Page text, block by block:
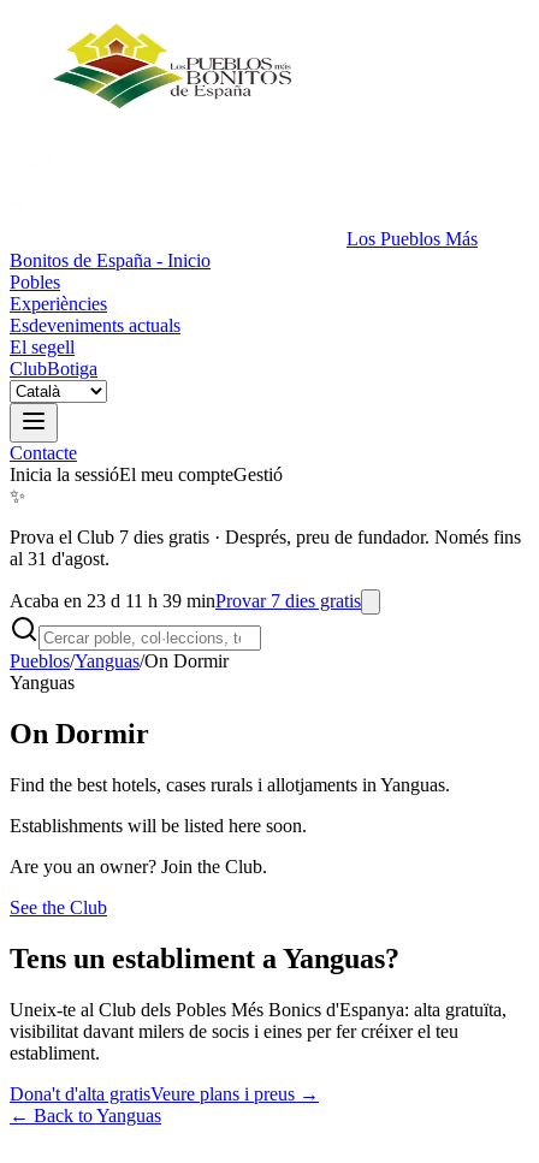
Los Pueblos Más
Bonitos de España - Inicio
Pobles
Experiències
Esdeveniments actuals
El segell
ClubBotiga
Contacte
Inicia la sessióEl meu compteGestió
✨
Prova el Club 7 dies gratis · Després, preu de fundador. Només fins
al 31 d'agost.
Acaba en 23 d 11 h 39 minProvar 7 dies gratis
Pueblos/Yanguas/On Dormir
Yanguas
On Dormir
Find the best hotels, cases rurals i allotjaments in Yanguas.
Establishments will be listed here soon.
Are you an owner? Join the Club.
See the Club
Tens un establiment a Yanguas?
Uneix-te al Club dels Pobles Més Bonics d'Espanya: alta gratuïta,
visibilitat davant milers de socis i eines per fer créixer el teu
establiment.
Dona't d'alta gratisVeure plans i preus →
← Back to Yanguas